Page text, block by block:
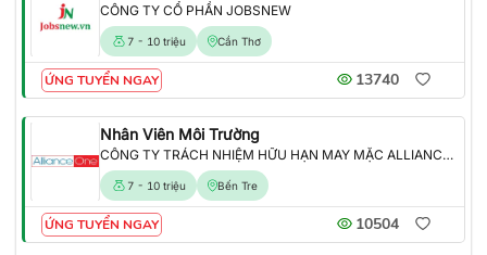
CÔNG TY CỔ PHẦN JOBSNEW
7 - 10 triệu Cần Thơ
ỨNG TUYỂN NGAY 13740
Nhân Viên Môi Trường
CÔNG TY TRÁCH NHIỆM HỮU HẠN MAY MẶC ALLIANCE ONE
7 - 10 triệu Bến Tre
ỨNG TUYỂN NGAY 10504